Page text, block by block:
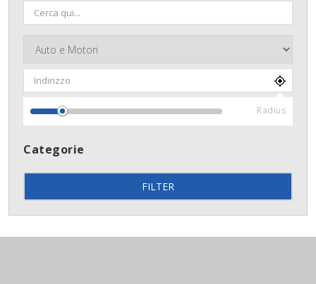
Radius
Categorie
FILTER